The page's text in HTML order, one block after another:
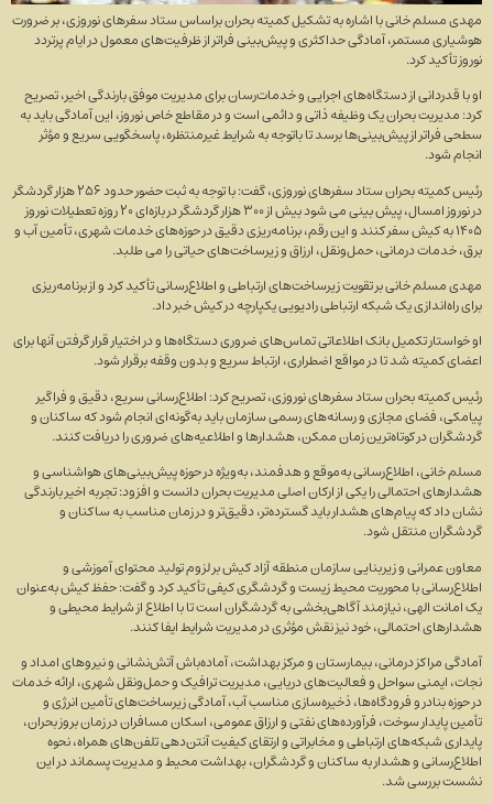
مهدی مسلم خانی با اشاره به تشکیل کمیته بحران براساس ستاد سفر‌های نوروزی، بر ضرورت
هوشیاری مستمر، آمادگی حداکثری و پیش‌بینی فراتر از ظرفیت‌های معمول در ایام پرتردد
نوروز تأکید کرد.
او با قدردانی از دستگاه‌های اجرایی و خدمات‌رسان برای مدیریت موفق بارندگی اخیر، تصریح
کرد: مدیریت بحران یک وظیفه ذاتی و دائمی است و در مقاطع خاص نوروز، این آمادگی باید به
سطحی فراتر از پیش‌بینی‌ها برسد تا باتوجه به شرایط غیرمنتظره، پاسخگویی سریع و مؤثر
انجام شود.
رئیس کمیته بحران ستاد سفر‌های نوروزی، گفت: با توجه به ثبت حضور حدود ۲۵۶ هزار گردشگر
در نوروز امسال، پیش بینی می شود بیش از ۳۰۰ هزار گردشگر در بازه‌ای ۲۰ روزه تعطیلات نوروز
۱۴۰۵ به کیش سفر کنند و این رقم، برنامه‌ریزی دقیق در حوزه‌های خدمات شهری، تأمین آب و
برق، خدمات درمانی، حمل‌ونقل، ارزاق و زیرساخت‌های حیاتی را می طلبد.
مهدی مسلم خانی بر تقویت زیرساخت‌های ارتباطی و اطلاع‌رسانی تأکید کرد و از برنامه‌ریزی
برای راه‌اندازی یک شبکه ارتباطی رادیویی یکپارچه در کیش خبر داد.
او خواستار تکمیل بانک اطلاعاتی تماس‌های ضروری دستگاه‌ها و در اختیار قرار گرفتن آنها برای
اعضای کمیته شد تا در مواقع اضطراری، ارتباط سریع و بدون وقفه برقرار شود.
رئیس کمیته بحران ستاد سفر‌های نوروزی، تصریح کرد: اطلاع‌رسانی سریع، دقیق و فراگیر
پیامکی، فضای مجازی و رسانه‌های رسمی سازمان باید به‌گونه‌ای انجام شود که ساکنان و
گردشگران در کوتاه‌ترین زمان ممکن، هشدار‌ها و اطلاعیه‌های ضروری را دریافت کنند.
مسلم خانی، اطلاع‌رسانی به‌موقع و هدفمند، به‌ویژه در حوزه پیش‌بینی‌های هواشناسی و
هشدار‌های احتمالی را یکی از ارکان اصلی مدیریت بحران دانست و افزود: تجربه اخیر بارندگی
نشان داد که پیام‌های هشدار باید گسترده‌تر، دقیق‌تر و در زمان مناسب به ساکنان و
گردشگران منتقل شود.
معاون عمرانی و زیربنایی سازمان منطقه آزاد کیش بر لزوم تولید محتوای آموزشی و
اطلاع‌رسانی با محوریت محیط زیست و گردشگری کیفی تأکید کرد و گفت: حفظ کیش به‌عنوان
یک امانت الهی، نیازمند آگاهی‌بخشی به گردشگران است تا با اطلاع از شرایط محیطی و
هشدار‌های احتمالی، خود نیز نقش مؤثری در مدیریت شرایط ایفا کنند.
آمادگی مراکز درمانی، بیمارستان و مرکز بهداشت، آماده‌باش آتش‌نشانی و نیرو‌های امداد و
نجات، ایمنی سواحل و فعالیت‌های دریایی، مدیریت ترافیک و حمل‌ونقل شهری، ارائه خدمات
در حوزه بنادر و فرودگاه‌ها، ذخیره‌سازی مناسب آب، آمادگی زیرساخت‌های تأمین انرژی و
تأمین پایدار سوخت، فرآورده‌های نفتی و ارزاق عمومی، اسکان مسافران در زمان بروز بحران،
پایداری شبکه‌های ارتباطی و مخابراتی و ارتقای کیفیت آنتن‌دهی تلفن‌های همراه، نحوه
اطلاع‌رسانی و هشدار به ساکنان و گردشگران، بهداشت محیط و مدیریت پسماند در این
نشست بررسی شد.